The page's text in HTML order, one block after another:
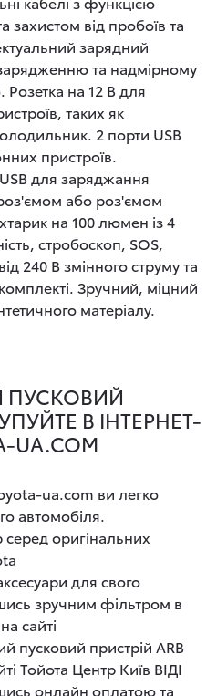
захистом від пробоїв та
зарядний
та надмірному
на 12 В для
таких як
2 порти USB
пристроїв.
для заряджання
або роз'ємом
на 100 люмен із 4
стробоскоп, SOS,
240 В змінного струму та
Зручний, міцний
матеріалу.
ПУСКОВИЙ
В ІНТЕРНЕТ-
UA.COM
ua.com ви легко
автомобіля.
серед оригінальних
для свого
зручним фільтром в
сайті
пусковий пристрій ARB
Тойота Центр Київ ВІДІ
онлайн оплатою та